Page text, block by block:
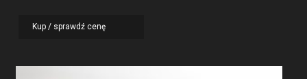
Kup / sprawdź cenę